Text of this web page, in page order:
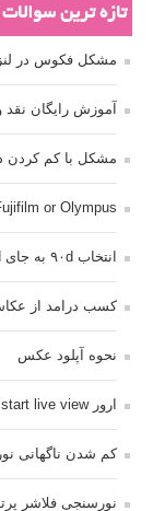
تازه ترین
مشکل فکوس در لنز ۳۵ نیکون
آموزش رایگان
مشکل با کم کردن
or Olympus
انتخاب ۹۰d به جای ۸۰d یا خرید لنز؟
کسب درامد از
نحوه آپلود عکس
ارور cannot start live view
کم شدن ناگهانی
نورسنجی فلاشر